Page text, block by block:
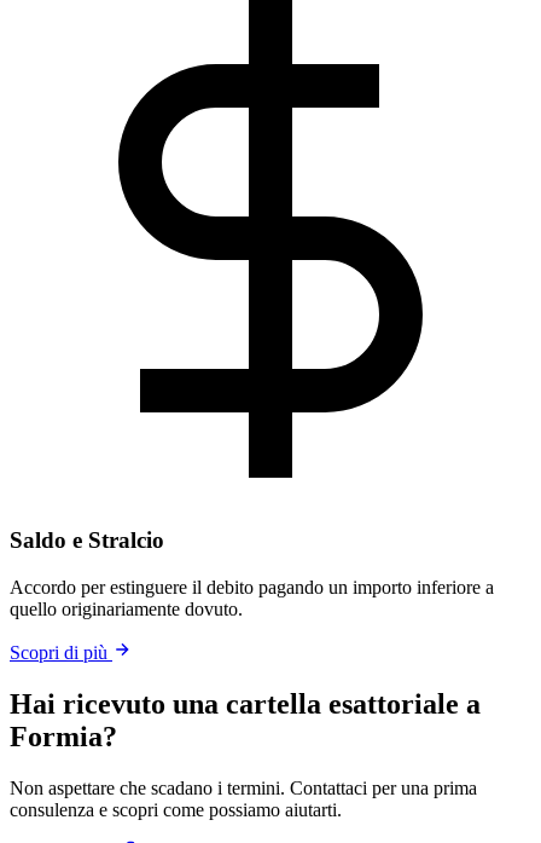
Saldo e Stralcio
Accordo per estinguere il debito pagando un importo inferiore a
quello originariamente dovuto.
Scopri di più
Hai ricevuto una cartella esattoriale a
Formia?
Non aspettare che scadano i termini. Contattaci per una prima
consulenza e scopri come possiamo aiutarti.